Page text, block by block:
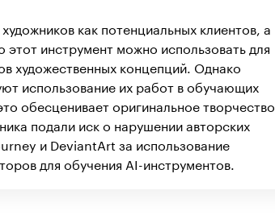
как потенциальных клиентов, а
этот инструмент можно использовать для
художественных концепций. Однако
использование их работ в обучающих
обесценивает оригинальное творчество.
подали иск о нарушении авторских
и DeviantArt за использование
для обучения AI-инструментов.